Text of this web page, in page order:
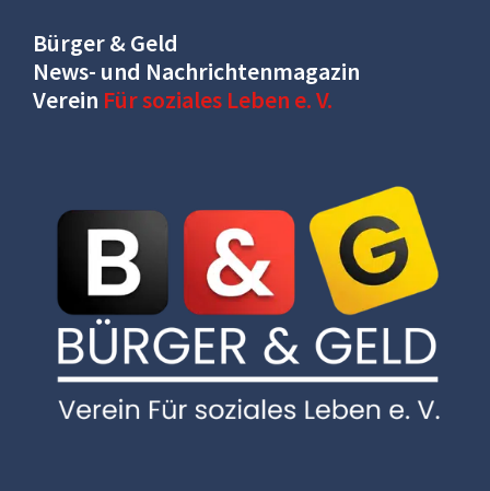
Bürger & Geld
News- und Nachrichtenmagazin
Verein Für soziales Leben e. V.